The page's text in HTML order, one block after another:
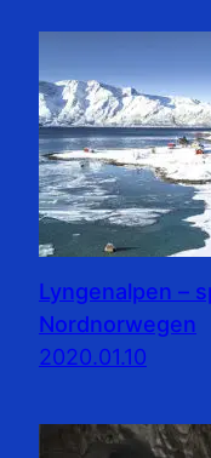
Lyngenalpen –
Nordnorwegen
2020.01.10